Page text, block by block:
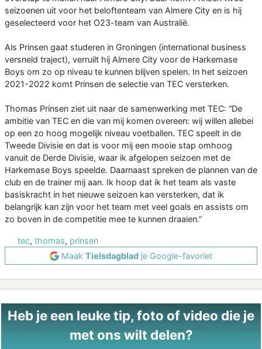
seizoenen uit voor het beloftenteam van Almere City en is hij
geselecteerd voor het O23-team van Australië.
Als Prinsen gaat studeren in Groningen (international business
versneld traject), verruilt hij Almere City voor de Harkemase
Boys om zo op niveau te kunnen blijven spelen. In het seizoen
2021-2022 komt Prinsen de selectie van TEC versterken.
Thomas Prinsen ziet uit naar de samenwerking met TEC: “De
ambitie van TEC en die van mij komen overeen: wij willen allebei
op een zo hoog mogelijk niveau voetballen. TEC speelt in de
Tweede Divisie en dat is voor mij een mooie stap omhoog
vanuit de Derde Divisie, waar ik afgelopen seizoen met de
Harkemase Boys speelde. Daarnaast spreken de plannen van de
club en de trainer mij aan. Ik hoop dat ik het team als vaste
basiskracht in het nieuwe seizoen kan versterken, dat ik
belangrijk kan zijn voor het team met veel goals en assists om
zo boven in de competitie mee te kunnen draaien.”
tec, thomas, prinsen
Maak Tielsdagblad je Google-favoriet
Heb je een leuke tip, foto of video die je
met ons wilt delen?